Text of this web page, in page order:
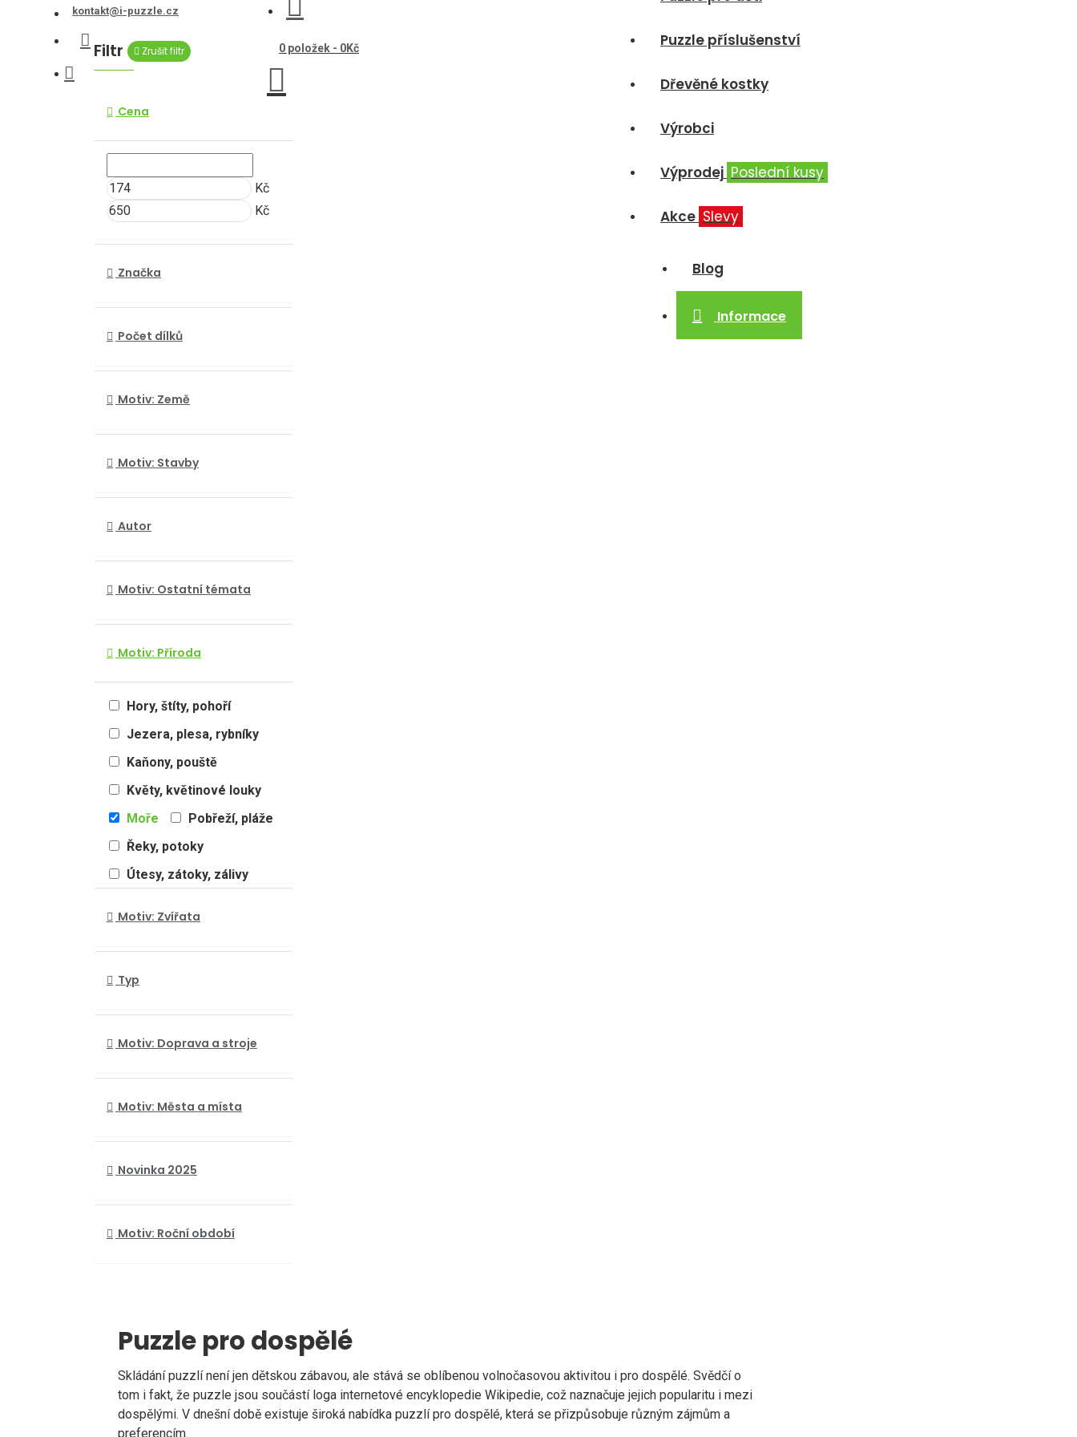
kontakt@i-puzzle.cz
0 položek - 0Kč Puzzle příslušenství
Dřevěné kostky
Výrobci
Výprodej Poslední kusy
Akce Slevy
Blog
Informace
Filtr Zrušit filtr
Cena
Kč
Kč
Značka
Počet dílků
Motiv: Země
Motiv: Stavby
Autor
Motiv: Ostatní témata
Motiv: Příroda
Hory, štíty, pohoří
Jezera, plesa, rybníky
Kaňony, pouště
Květy, květinové louky
Moře
Pobřeží, pláže
Řeky, potoky
Útesy, zátoky, zálivy
Národní parky
Tajemství oblohy
Vodopády
Motiv: Zvířata
Typ
Motiv: Doprava a stroje
Motiv: Města a místa
Novinka 2025
Motiv: Roční období
Puzzle pro dospělé
Skládání puzzlí není jen dětskou zábavou, ale stává se oblíbenou volnočasovou aktivitou i pro dospělé. Svědčí o
tom i fakt, že puzzle jsou součástí loga internetové encyklopedie Wikipedie, což naznačuje jejich popularitu i mezi
dospělými. V dnešní době existuje široká nabídka puzzlí pro dospělé, která se přizpůsobuje různým zájmům a
preferencím.